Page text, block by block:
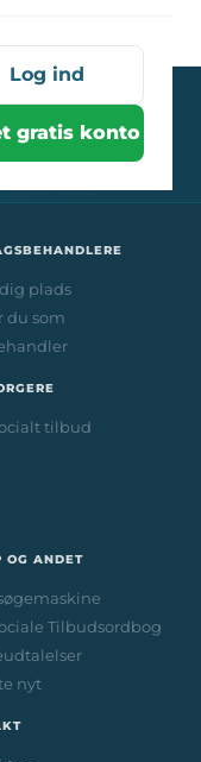
Log ind
gratis konto
socialt tilbud - det
→
plads
du som
tilbud
ANDET
Tilbudsordbog
nyt